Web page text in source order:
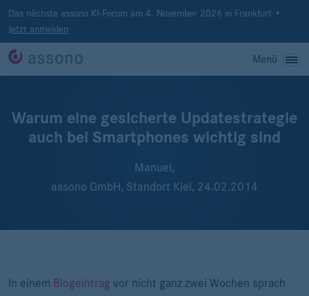
Das nächste assono KI-Forum am 4. November 2026 in Frankfurt •
Jetzt anmelden
Menü
Warum eine gesicherte Updatestrategie
auch bei Smartphones wichtig sind
Manuel,
assono GmbH, Standort Kiel, 24.02.2014
In einem Blogeintrag vor nicht ganz zwei Wochen sprach